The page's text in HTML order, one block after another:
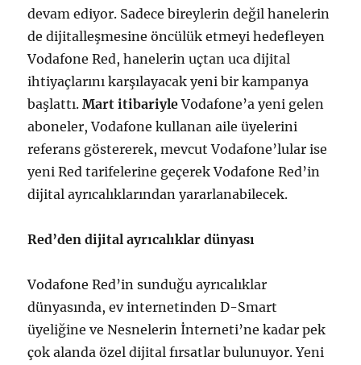
devam ediyor. Sadece bireylerin değil hanelerin
de dijitalleşmesine öncülük etmeyi hedefleyen
Vodafone Red, hanelerin uçtan uca dijital
ihtiyaçlarını karşılayacak yeni bir kampanya
başlattı.Mart itibariyleVodafone’a yeni gelen
aboneler, Vodafone kullanan aile üyelerini
referans göstererek, mevcut Vodafone’lular ise
yeni Red tarifelerine geçerek Vodafone Red’in
dijital ayrıcalıklarından yararlanabilecek.
Red’den dijital ayrıcalıklar dünyası
Vodafone Red’in sunduğu ayrıcalıklar
dünyasında, ev internetinden D-Smart
üyeliğine ve Nesnelerin İnterneti’ne kadar pek
çok alanda özel dijital fırsatlar bulunuyor. Yeni